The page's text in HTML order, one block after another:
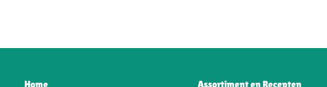
Home
Assortiment en Recepten